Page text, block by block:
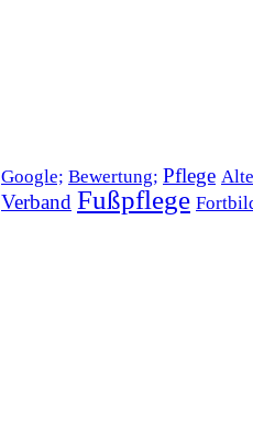
Google; Bewertung; Pflege
Verband Fußpflege